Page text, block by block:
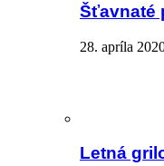
Šťavnaté
28. apríla
Letná